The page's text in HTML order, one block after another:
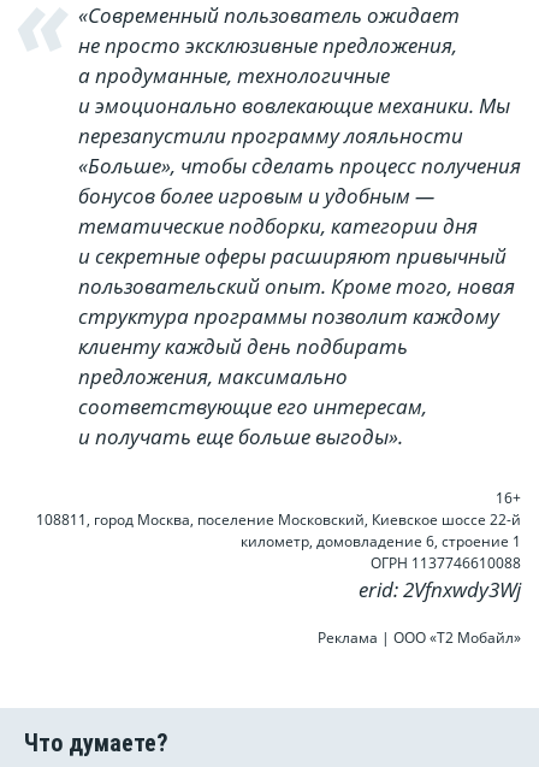
«Современный пользователь ожидает
не просто эксклюзивные предложения,
а продуманные, технологичные
и эмоционально вовлекающие механики. Мы
перезапустили программу лояльности
«Больше», чтобы сделать процесс получения
бонусов более игровым и удобным —
тематические подборки, категории дня
и секретные оферы расширяют привычный
пользовательский опыт. Кроме того, новая
структура программы позволит каждому
клиенту каждый день подбирать
предложения, максимально
соответствующие его интересам,
и получать еще больше выгоды».
16+
108811, город Москва, поселение Московский, Киевское шоссе 22-й
километр, домовладение 6, строение 1
ОГРН 1137746610088
erid: 2Vfnxwdy3Wj
Реклама | ООО «Т2 Мобайл»